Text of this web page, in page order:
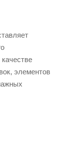
элементов